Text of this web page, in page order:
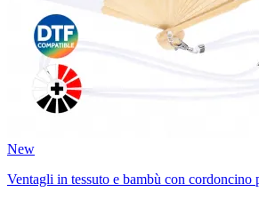
New
Ventagli in tessuto e bambù con cordoncino